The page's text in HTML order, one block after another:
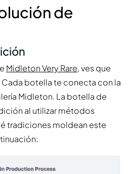
de
Midleton Very Rare, ves que
Cada botella te conecta con la
Midleton. La botella de
al utilizar métodos
tradiciones moldean este